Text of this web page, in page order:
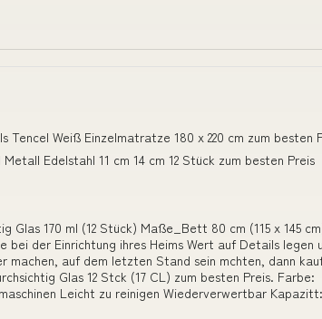
Weiß Einzelmatratze 180 x 220 cm zum besten
Edelstahl 11 cm 14 cm 12 Stück zum besten Preis
Glas 170 ml (12 Stück) Maße_Bett 80 cm (115 x 145
der Einrichtung ihres Heims Wert auf Details legen
machen, auf dem letzten Stand sein mchten, dann
Glas 12 Stck (17 CL) zum besten Preis. Farbe:
Leicht zu reinigen Wiederverwertbar